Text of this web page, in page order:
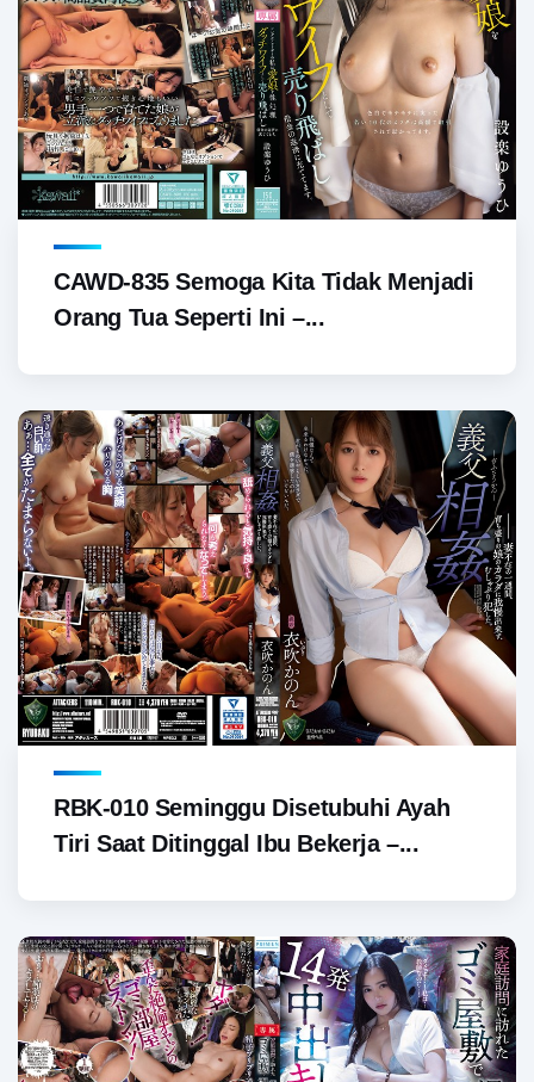
CAWD-835 Semoga Kita Tidak Menjadi
Orang Tua Seperti Ini –...
RBK-010 Seminggu Disetubuhi Ayah
Tiri Saat Ditinggal Ibu Bekerja –...